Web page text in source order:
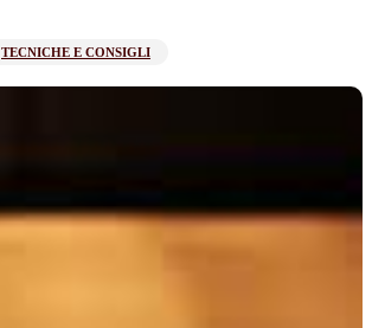
TECNICHE E CONSIGLI